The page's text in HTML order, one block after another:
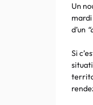
Un
d’un
Si